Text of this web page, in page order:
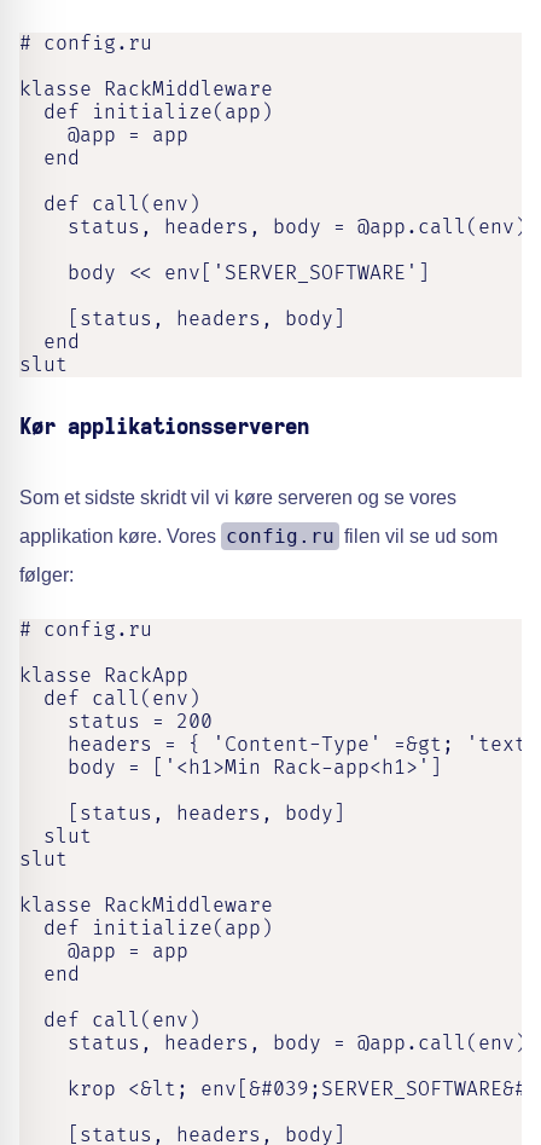
# config.ru
klasse RackMiddleware
  def initialize(app)
    @app = app
  end
  def call(env)
    status, headers, body = @app.call(env)
    body << env['SERVER_SOFTWARE']
    [status, headers, body]
  end
slut
Kør applikationsserveren
Som et sidste skridt vil vi køre serveren og se vores
applikation køre. Vores config.ru filen vil se ud som
følger:
# config.ru
klasse RackApp
  def call(env)
    status = 200
headers = { 'Content-Type' =&gt;
    body = ['<h1>Min Rack-app<h1>']
    [status, headers, body]
  slut
slut
klasse RackMiddleware
  def initialize(app)
    @app = app
  end
  def call(env)
    status, headers, body = @app.call(env)
krop <&lt;
    [status, headers, body]